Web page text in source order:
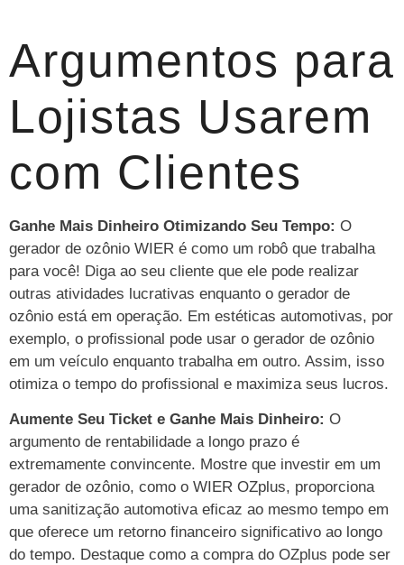
Argumentos para
Lojistas Usarem
com Clientes
Ganhe Mais Dinheiro Otimizando Seu Tempo: O
gerador de ozônio WIER é como um robô que trabalha
para você! Diga ao seu cliente que ele pode realizar
outras atividades lucrativas enquanto o gerador de
ozônio está em operação. Em estéticas automotivas, por
exemplo, o profissional pode usar o gerador de ozônio
em um veículo enquanto trabalha em outro. Assim, isso
otimiza o tempo do profissional e maximiza seus lucros.
Aumente Seu Ticket e Ganhe Mais Dinheiro: O
argumento de rentabilidade a longo prazo é
extremamente convincente. Mostre que investir em um
gerador de ozônio, como o WIER OZplus, proporciona
uma sanitização automotiva eficaz ao mesmo tempo em
que oferece um retorno financeiro significativo ao longo
do tempo. Destaque como a compra do OZplus pode ser